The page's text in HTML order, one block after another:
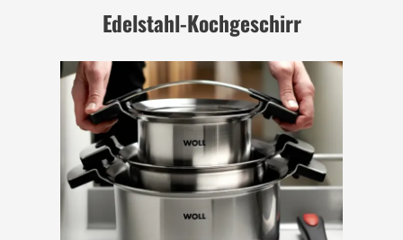
Edelstahl-Kochgeschirr